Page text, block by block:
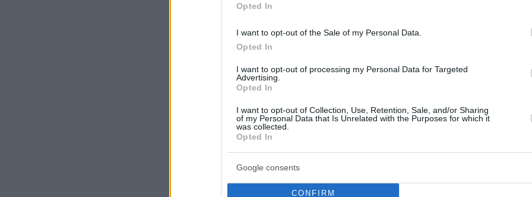
Opted In
I want to opt-out of the Sale of my Personal Data.
Opted In
I want to opt-out of processing my Personal Data for Targeted
Advertising.
Opted In
I want to opt-out of Collection, Use, Retention, Sale, and/or Sharing
of my Personal Data that Is Unrelated with the Purposes for which it
was collected.
Opted In
Google consents
CONFIRM